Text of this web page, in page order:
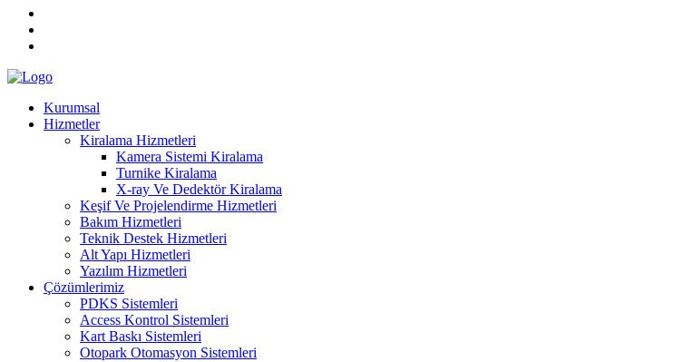
Kurumsal
Hizmetler
Kiralama Hizmetleri
Kamera Sistemi Kiralama
Turnike Kiralama
X-ray Ve Dedektör Kiralama
Keşif Ve Projelendirme Hizmetleri
Bakım Hizmetleri
Teknik Destek Hizmetleri
Alt Yapı Hizmetleri
Yazılım Hizmetleri
Çözümlerimiz
PDKS Sistemleri
Access Kontrol Sistemleri
Kart Baskı Sistemleri
Otopark Otomasyon Sistemleri